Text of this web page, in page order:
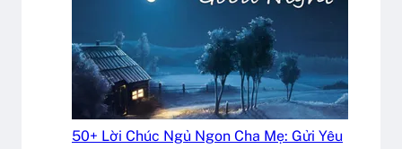
50+ Lời Chúc Ngủ Ngon Cha Mẹ: Gửi Yêu